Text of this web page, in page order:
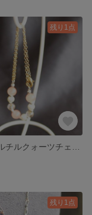
残り1点
残り1点